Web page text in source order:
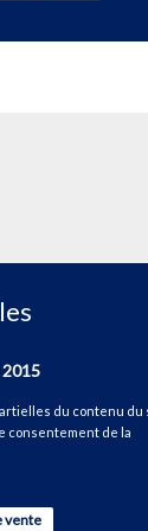
du contenu du
consentement de la
vente